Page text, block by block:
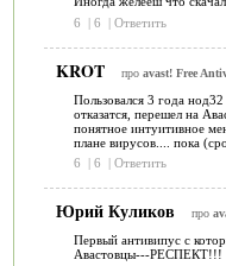
6
| 6 | Ответить
KROT про avast! Free
Пользовался 3 года
отказатся, перешел на
понятное интуитивное
плане вирусов.... пока
6
| 6 | Ответить
Юрий Куликов про
Первый антивипус с
Авастовцы---РЕСПЕКТ!!!